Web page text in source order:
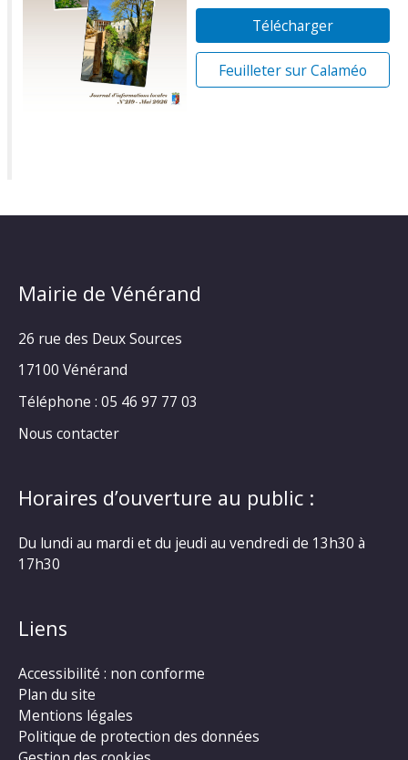
Télécharger
Feuilleter sur Calaméo
Mairie de Vénérand
26 rue des Deux Sources
17100 Vénérand
Téléphone : 05 46 97 77 03
Nous contacter
Horaires d’ouverture au public :
Du lundi au mardi et du jeudi au vendredi de 13h30 à
17h30
Liens
Accessibilité : non conforme
Plan du site
Mentions légales
Politique de protection des données